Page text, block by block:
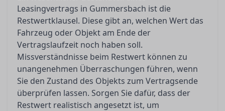
Leasingvertrags in Gummersbach ist die
Restwertklausel. Diese gibt an, welchen Wert das
Fahrzeug oder Objekt am Ende der
Vertragslaufzeit noch haben soll.
Missverständnisse beim Restwert können zu
unangenehmen Überraschungen führen, wenn
Sie den Zustand des Objekts zum Vertragsende
überprüfen lassen. Sorgen Sie dafür, dass der
Restwert realistisch angesetzt ist, um